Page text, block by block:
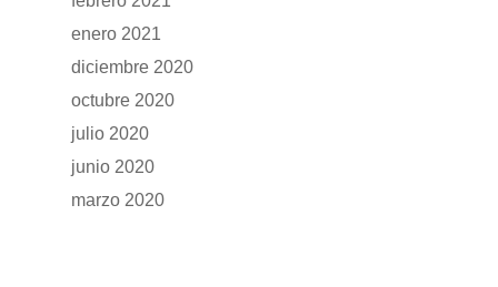
enero 2021
diciembre 2020
octubre 2020
julio 2020
junio 2020
marzo 2020